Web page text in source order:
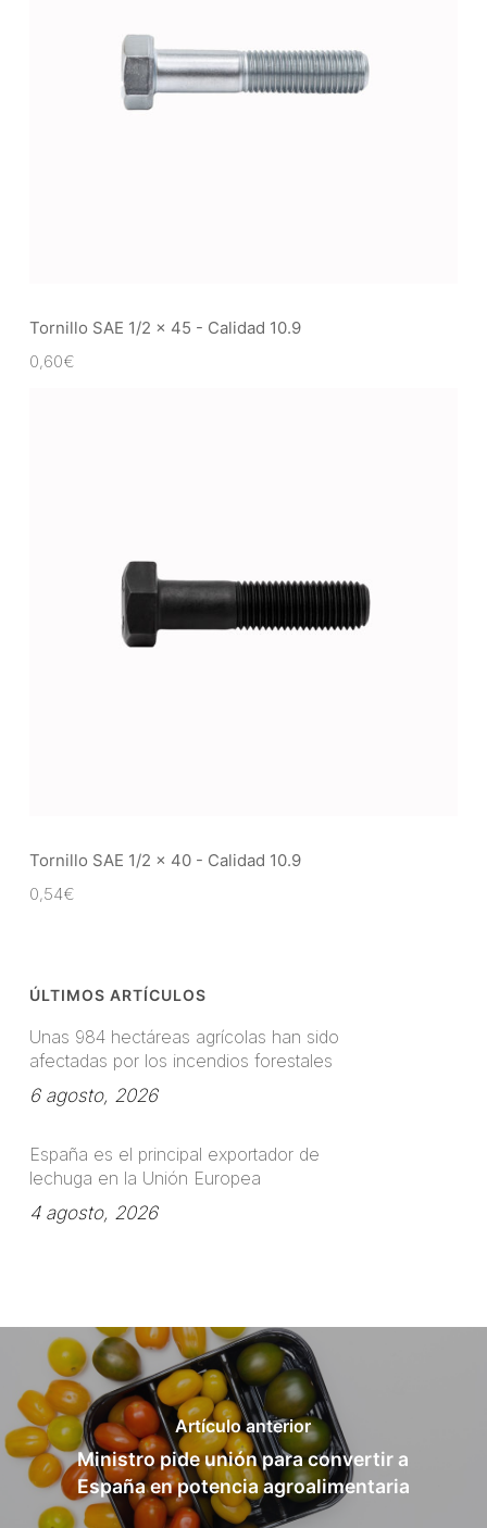
Tornillo SAE 1/2 x 45 - Calidad 10.9
0,60€
Tornillo SAE 1/2 x 40 - Calidad 10.9
0,54€
ÚLTIMOS ARTÍCULOS
Unas 984 hectáreas agrícolas han sido
afectadas por los incendios forestales
6 agosto, 2026
España es el principal exportador de
lechuga en la Unión Europea
4 agosto, 2026
Artículo anterior
Ministro pide unión para convertir a
España en potencia agroalimentaria